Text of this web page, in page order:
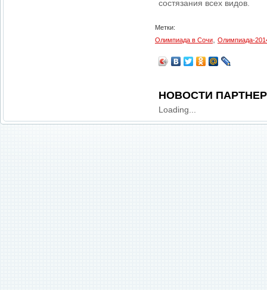
состязания всех видов.
Метки:
Олимпиада в Сочи
Олимпиада-
НОВОСТИ
Loading...